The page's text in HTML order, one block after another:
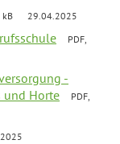
kB 29.04.2025
PDF,
-
und Horte
PDF,